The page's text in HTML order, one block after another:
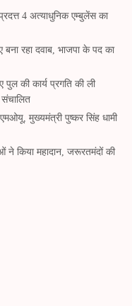
4 अत्याधुनिक एम्बुलेंस का
बना रहा दवाब, भाजपा के पद का
पुल की कार्य प्रगति की ली
संचालित
मुख्यमंत्री पुष्कर सिंह धामी
ने किया महादान, जरूरतमंदों की